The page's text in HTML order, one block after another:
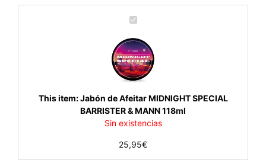
J
b
ó
n
d
e
A
f
i
t
This item: Jabón de Afeitar MIDNIGHT SPECIAL
BARRISTER & MANN 118ml
Sin existencias
25,95€